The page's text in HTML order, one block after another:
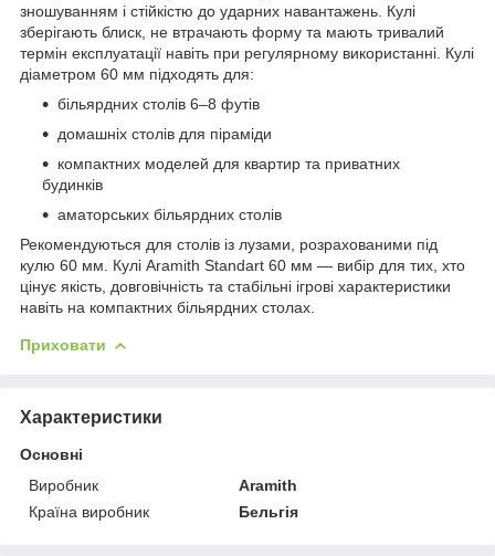
зношуванням і стійкістю до ударних навантажень. Кулі
зберігають блиск, не втрачають форму та мають тривалий
термін експлуатації навіть при регулярному використанні. Кулі
діаметром 60 мм підходять для:
більярдних столів 6–8 футів
домашніх столів для піраміди
компактних моделей для квартир та приватних
будинків
аматорських більярдних столів
Рекомендуються для столів із лузами, розрахованими під
кулю 60 мм. Кулі Aramith Standart 60 мм — вибір для тих, хто
цінує якість, довговічність та стабільні ігрові характеристики
навіть на компактних більярдних столах.
Приховати
Характеристики
Основні
Виробник
Aramith
Країна виробник
Бельгія